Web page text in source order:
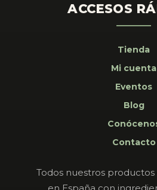
ACCESOS
Tienda
Mi cuenta
Eventos
Blog
Contacto
Todos nuestros
en España con